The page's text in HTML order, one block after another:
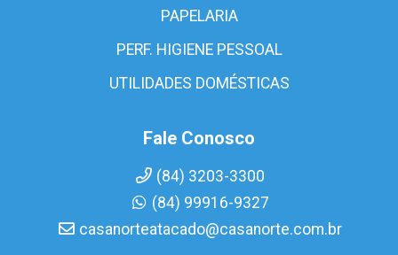
PAPELARIA
PERF. HIGIENE PESSOAL
UTILIDADES DOMÉSTICAS
Fale Conosco
(84) 3203-3300
(84) 99916-9327
casanorteatacado@casanorte.com.br